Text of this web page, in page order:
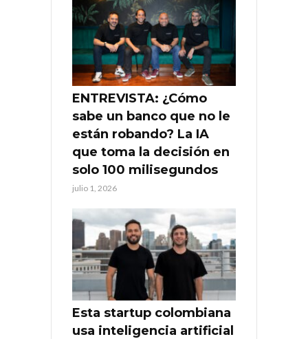
ENTREVISTA: ¿Cómo
sabe un banco que no le
están robando? La IA
que toma la decisión en
solo 100 milisegundos
julio 1, 2026
Esta startup colombiana
usa inteligencia artificial